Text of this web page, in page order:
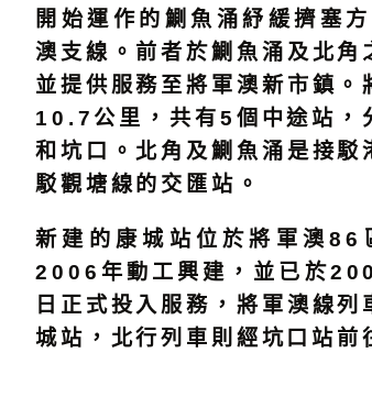
開始運作的鰂魚涌紓緩擠塞
澳支線。前者於鰂魚涌及北
並提供服務至將軍澳新市鎮
10.7公里，共有5個中途站，
和坑口。北角及鰂魚涌是接
駁觀塘線的交匯站。
新建的康城站位於將軍澳86
2006年動工興建，並已於
日正式投入服務，將軍澳線
城站，北行列車則經坑口站前